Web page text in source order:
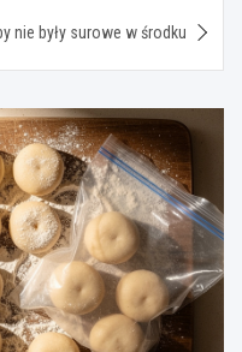
nie były surowe w środku